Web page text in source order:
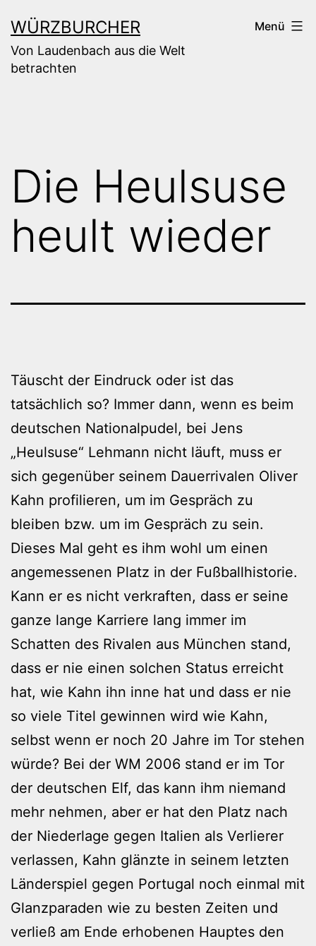
Inhalt
springen
WÜRZBURCHER
Von Laudenbach aus die Welt
betrachten
Menü
Die Heulsuse
heult wieder
Täuscht der Eindruck oder ist das
tatsächlich so? Immer dann, wenn es beim
deutschen Nationalpudel, bei Jens
„Heulsuse“ Lehmann nicht läuft, muss er
sich gegenüber seinem Dauerrivalen Oliver
Kahn profilieren, um im Gespräch zu
bleiben bzw. um im Gespräch zu sein.
Dieses Mal geht es ihm wohl um einen
angemessenen Platz in der Fußballhistorie.
Kann er es nicht verkraften, dass er seine
ganze lange Karriere lang immer im
Schatten des Rivalen aus München stand,
dass er nie einen solchen Status erreicht
hat, wie Kahn ihn inne hat und dass er nie
so viele Titel gewinnen wird wie Kahn,
selbst wenn er noch 20 Jahre im Tor stehen
würde? Bei der WM 2006 stand er im Tor
der deutschen Elf, das kann ihm niemand
mehr nehmen, aber er hat den Platz nach
der Niederlage gegen Italien als Verlierer
verlassen, Kahn glänzte in seinem letzten
Länderspiel gegen Portugal noch einmal mit
Glanzparaden wie zu besten Zeiten und
verließ am Ende erhobenen Hauptes den